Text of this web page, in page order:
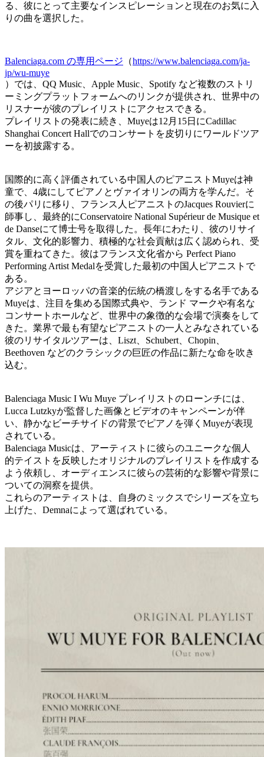
る、彼にとって主要なインスピレーションと現在のお気に入
りの曲を選択した。
Balenciaga.com の専用ページ （https://www.balenciaga.com/ja-
jp/wu-muye
）では、QQ Music、Apple Music、Spotify など複数のストリ
ーミングプラットフォームへのリンクが提供され、世界中の
リスナーが彼のプレイリストにアクセスできる。
プレイリストの発表に続き、Muyeは12月15日にCadillac
Shanghai Concert Hallでのコンサートを皮切りにワールドツア
ーを初披露する。
国際的に高く評価されている中国人のピアニストMuyeは神
童で、4歳にしてピアノとヴァイオリンの両方を学んだ。そ
の後パリに移り、フランス人ピアニストのJacques Rouvierに
師事し、最終的にConservatoire National Supérieur de Musique et
de Danseにて博士号を取得した。長年にわたり、彼のリサイ
タル、文化的影響力、積極的な社会貢献は広く認められ、受
賞を重ねてきた。彼はフランス文化省から Perfect Piano
Performing Artist Medalを受賞した最初の中国人ピアニストで
ある。
アジアとヨーロッパの音楽的伝統の橋渡しをする名手である
Muyeは、注目を集める国際式典や、ランド マークや有名な
コンサートホールなど、世界中の象徴的な会場で演奏をして
きた。業界で最も有望なピアニストの一人とみなされている
彼のリサイタルツアーは、Liszt、Schubert、Chopin、
Beethoven などのクラシックの巨匠の作品に新たな命を吹き
込む。
Balenciaga Music I Wu Muye プレイリストのローンチには、
Lucca Lutzkyが監督した画像とビデオのキャンペーンが伴
い、静かなビーチサイドの背景でピアノを弾くMuyeが表現
されている。
Balenciaga Musicは、アーティストに彼らのユニークな個人
的テイストを反映したオリジナルのプレイリストを作成する
よう依頼し、オーディエンスに彼らの芸術的な影響や背景に
ついての洞察を提供。
これらのアーティストは、自身のミックスでシリーズを立ち
上げた、Demnaによって選ばれている。